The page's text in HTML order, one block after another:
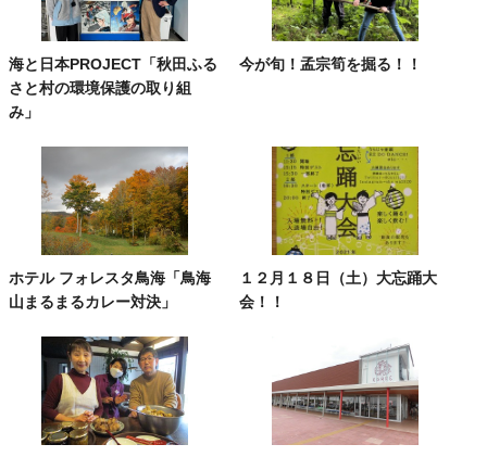
海と日本PROJECT「秋田ふる
さと村の環境保護の取り組
み」
今が旬！孟宗筍を掘る！！
ホテル フォレスタ鳥海「鳥海
山まるまるカレー対決」
１２月１８日（土）大忘踊大
会！！